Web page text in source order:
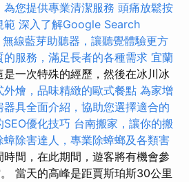
您提供專業清潔服務 頭痛放鬆按
範 深入了解Google Search
線藍芽助聽器，讓聽覺體驗更方
的服務，滿足長者的各種需求 宜蘭
是一次特殊的經歷，然後在冰川冰
外燴，品味精緻的歐式餐點 為家增
器具全面介紹，協助您選擇適合的
優化技巧 台南搬家，讓你的搬
蟑除害達人，專業除蟑螂及各類害
時間，在此期間，遊客將有機會參
當天的高峰是距賈斯珀斯30公里